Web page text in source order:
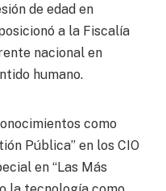
de edad en
a la Fiscalía
nacional en
humano.
como
Pública” en los CIO
en “Las Más